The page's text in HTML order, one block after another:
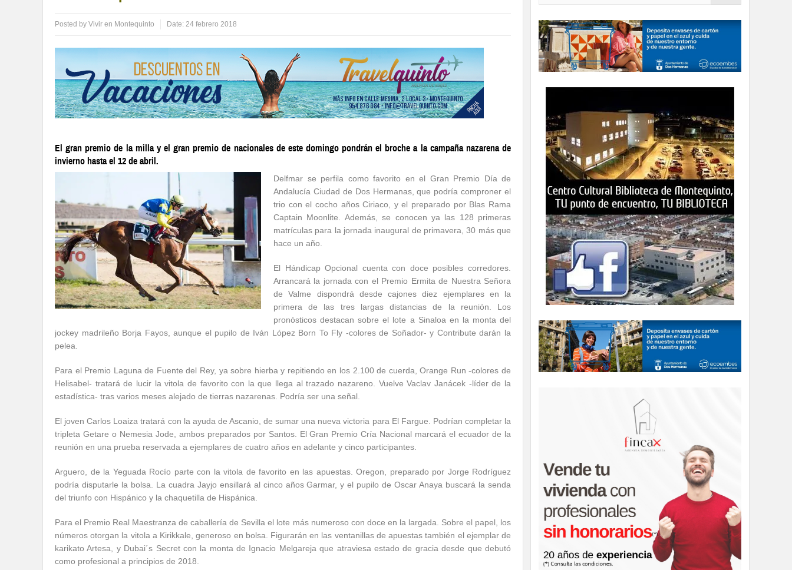
Posted by Vivir en Montequinto Date: 24 febrero 2018
El gran premio de la milla y el gran premio de nacionales de este domingo pondrán el broche a la campaña nazarena de
invierno hasta el 12 de abril.
Delfmar se perfila como favorito en el Gran Premio Día de
Andalucía Ciudad de Dos Hermanas, que podría comproner el
trio con el cocho años Ciriaco, y el preparado por Blas Rama
Captain Moonlite. Además, se conocen ya las 128 primeras
matrículas para la jornada inaugural de primavera, 30 más que
hace un año.
El Hándicap Opcional cuenta con doce posibles corredores.
Arrancará la jornada con el Premio Ermita de Nuestra Señora
de Valme dispondrá desde cajones diez ejemplares en la
primera de las tres largas distancias de la reunión. Los
pronósticos destacan sobre el lote a Sinaloa en la monta del
jockey madrileño Borja Fayos, aunque el pupilo de Iván López Born To Fly -colores de Soñador- y Contribute darán la
pelea.
Para el Premio Laguna de Fuente del Rey, ya sobre hierba y repitiendo en los 2.100 de cuerda, Orange Run -colores de
Helisabel- tratará de lucir la vitola de favorito con la que llega al trazado nazareno. Vuelve Vaclav Janácek -líder de la
estadística- tras varios meses alejado de tierras nazarenas. Podría ser una señal.
El joven Carlos Loaiza tratará con la ayuda de Ascanio, de sumar una nueva victoria para El Fargue. Podrían completar la
tripleta Getare o Nemesia Jode, ambos preparados por Santos. El Gran Premio Cría Nacional marcará el ecuador de la
reunión en una prueba reservada a ejemplares de cuatro años en adelante y cinco participantes.
Arguero, de la Yeguada Rocío parte con la vitola de favorito en las apuestas. Oregon, preparado por Jorge Rodríguez
podría disputarle la bolsa. La cuadra Jayjo ensillará al cinco años Garmar, y el pupilo de Oscar Anaya buscará la senda
del triunfo con Hispánico y la chaquetilla de Hispánica.
Para el Premio Real Maestranza de caballería de Sevilla el lote más numeroso con doce en la largada. Sobre el papel, los
números otorgan la vitola a Kirikkale, generoso en bolsa. Figurarán en las ventanillas de apuestas también el ejemplar de
karikato Artesa, y Dubai´s Secret con la monta de Ignacio Melgareja que atraviesa estado de gracia desde que debutó
como profesional a principios de 2018.